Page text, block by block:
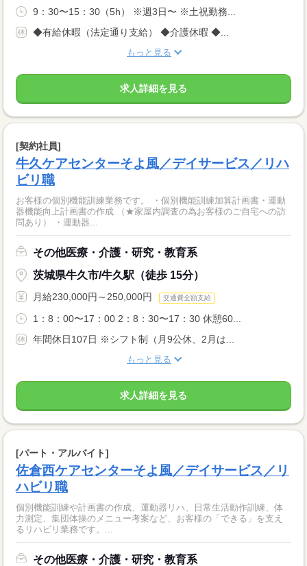
9：30〜15：30（5h） ※週3日〜 ※土祝勤務...
◆有給休暇（法定通り支給） ◆介護休暇 ◆...
もっと見る
求人詳細を見る
[契約社員]
牛久ケアセンターそよ風／デイサービス／リハ
ビリ職
お客様の個別機能訓練業務です。 ・個別機能訓練加算計画書・運動
器機能向上計画書の作成 （★家屋内調査の為お客様のご自宅への訪
問あり） ・運動器...
その他医療・介護・研究・教育系
茨城県牛久市/牛久駅（徒歩 15分）
月給230,000円～250,000円 交通費全額支給
1：8：00〜17：00 2：8：30〜17：30 休憩60...
年間休日107日 ※シフト制（月9公休、2月は...
もっと見る
求人詳細を見る
[パート・アルバイト]
佐倉西ケアセンターそよ風／デイサービス／リ
ハビリ職
個別機能訓練や計画書の作成、運動器リハ、日常生活動作訓練、体
力測定、集団体操のメニュー考案など、お客様の「できる」を支え
るリハビリ業務です。...
その他医療・介護・研究・教育系